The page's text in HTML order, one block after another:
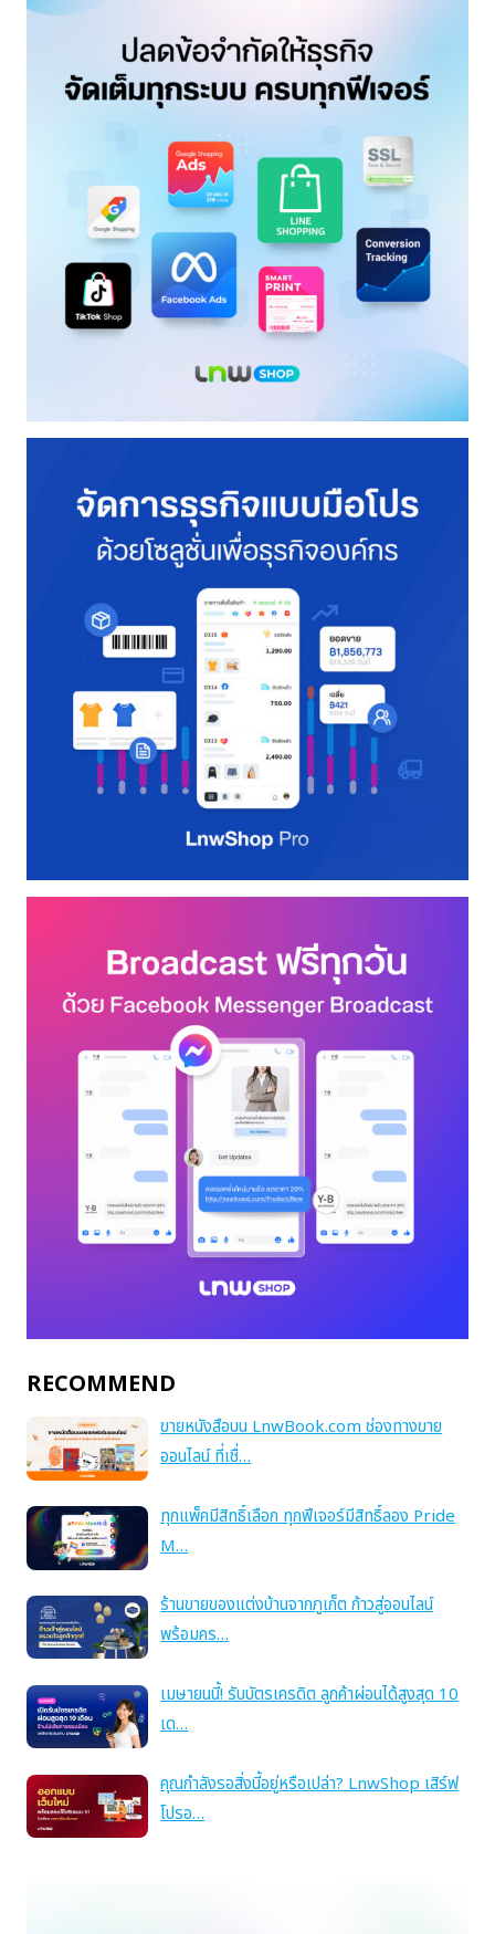
RECOMMEND
ขายหนังสือบน LnwBook.com ช่องทางขาย
ออนไลน์ ที่เชื่…
ทุกแพ็คมีสิทธิ์เลือก ทุกฟีเจอร์มีสิทธิ์ลอง Pride
M…
ร้านขายของแต่งบ้านจากภูเก็ต ก้าวสู่ออนไลน์
พร้อมคร…
เมษายนนี้! รับบัตรเครดิต ลูกค้าผ่อนได้สูงสุด 10
เด…
คุณกำลังรอสิ่งนี้อยู่หรือเปล่า? LnwShop เสิร์ฟ
โปรอ…